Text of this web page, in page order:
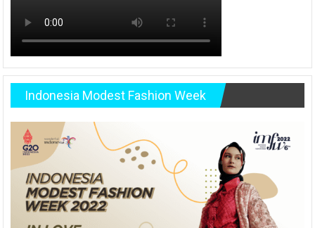
Indonesia Modest Fashion Week